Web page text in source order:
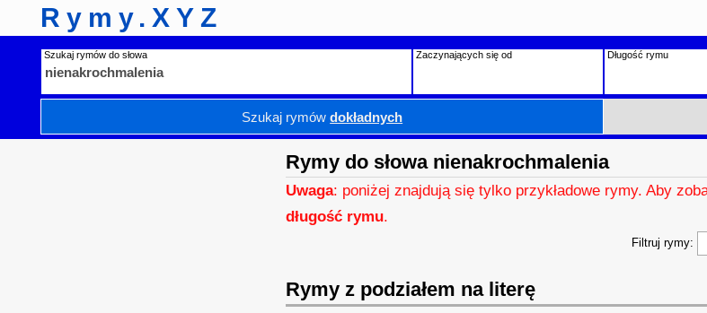
Rymy.XYZ
Szukaj rymów do słowa Zaczynających się od Długość rymu
Szukaj rymówdokładnych
Rymy do słowa nienakrochmalenia
Uwaga: poniżej znajdują się tylko przykładowe rymy. Aby
długość rymu.
Filtruj rymy:
Rymy z podziałem na literę